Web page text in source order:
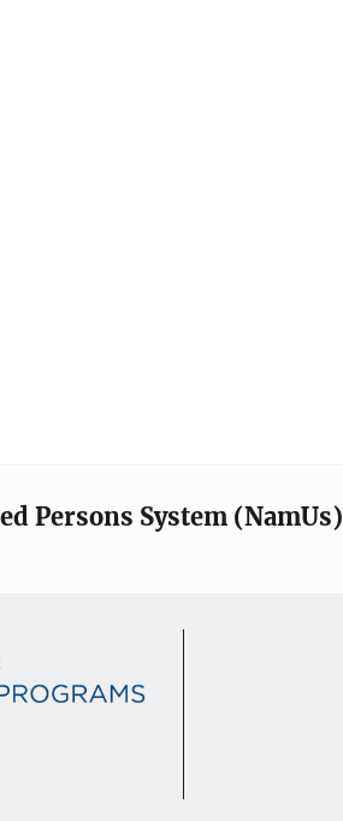
Persons System (NamUs)